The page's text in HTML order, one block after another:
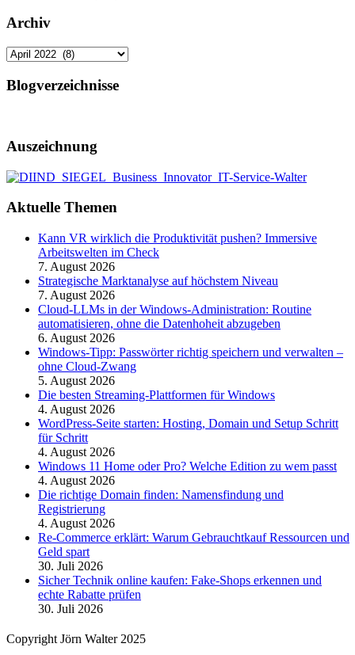
Archiv
Archiv
Blogverzeichnisse
Auszeichnung
Aktuelle Themen
Kann VR wirklich die Produktivität pushen? Immersive
Arbeitswelten im Check
7. August 2026
Strategische Marktanalyse auf höchstem Niveau
7. August 2026
Cloud-LLMs in der Windows-Administration: Routine
automatisieren, ohne die Datenhoheit abzugeben
6. August 2026
Windows-Tipp: Passwörter richtig speichern und verwalten –
ohne Cloud-Zwang
5. August 2026
Die besten Streaming-Plattformen für Windows
4. August 2026
WordPress-Seite starten: Hosting, Domain und Setup Schritt
für Schritt
4. August 2026
Windows 11 Home oder Pro? Welche Edition zu wem passt
4. August 2026
Die richtige Domain finden: Namensfindung und
Registrierung
4. August 2026
Re-Commerce erklärt: Warum Gebrauchtkauf Ressourcen und
Geld spart
30. Juli 2026
Sicher Technik online kaufen: Fake-Shops erkennen und
echte Rabatte prüfen
30. Juli 2026
Copyright Jörn Walter 2025